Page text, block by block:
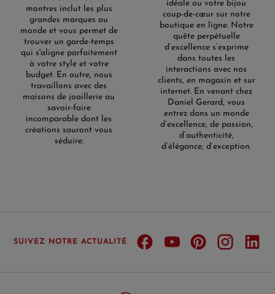
montres inclut les plus
grandes marques au
monde et vous permet de
trouver un garde-temps
qui s'aligne parfaitement
à votre style et votre
budget. En outre, nous
travaillons avec des
maisons de joaillerie au
savoir-faire
incomparable dont les
créations sauront vous
séduire.
idéale ou votre bijou
coup-de-cœur sur notre
boutique en ligne. Notre
quête perpétuelle
d’excellence s’exprime
dans toutes les
interactions avec nos
clients, en magasin et sur
internet. En venant chez
Daniel Gerard, vous
entrez dans un monde
d’excellence, de passion,
d’authenticité,
d’élégance, d’exception.
SUIVEZ NOTRE ACTUALITÉ